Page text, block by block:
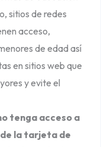
sitios de redes
acceso,
de edad así
en sitios web que
y evite el
tenga acceso a
la tarjeta de